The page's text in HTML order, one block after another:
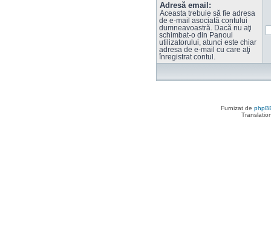
Adresă email:
Aceasta trebuie să fie adresa
de e-mail asociată contului
dumneavoastră. Dacă nu aţi
schimbat-o din Panoul
utilizatorului, atunci este chiar
adresa de e-mail cu care aţi
înregistrat contul.
Furnizat de